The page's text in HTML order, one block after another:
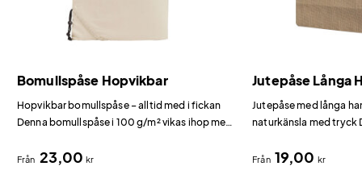
Bomullspåse Hopvikbar
Hopvikbar bomullspåse – alltid med i fickan
Denna bomullspåse i 100 g/m² vikas ihop med
eller handväskan.
Från 23,00kr
Jutepåse Långa
Jutepåse med långa
naturkänsla med tryck
rustik, naturnära
Från 19,00 kr